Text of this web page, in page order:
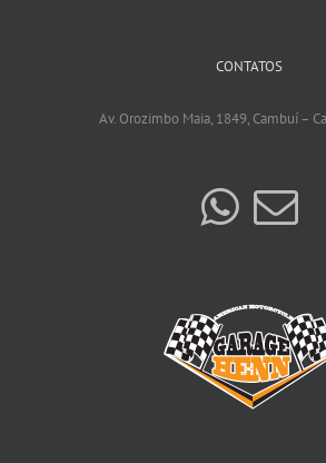
CONTATOS
Av. Orozimbo Maia, 1849, Cambuí –